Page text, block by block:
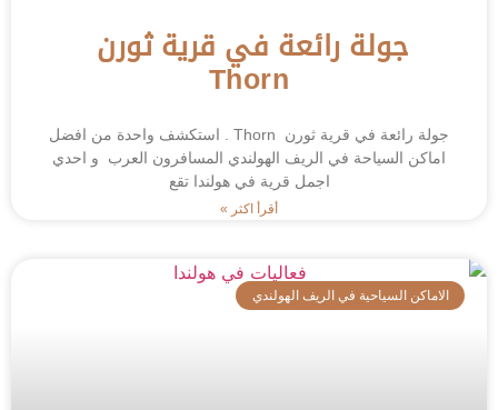
جولة رائعة في قرية ثورن
Thorn
جولة رائعة في قرية ثورن Thorn . استكشف واحدة من افضل
اماكن السياحة في الريف الهولندي المسافرون العرب و احدي
اجمل قرية في هولندا تقع
أقرأ اكثر »
الاماكن السياحية في الريف الهولندي